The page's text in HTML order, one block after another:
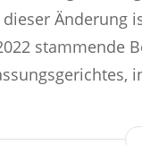
Änderung
stammende